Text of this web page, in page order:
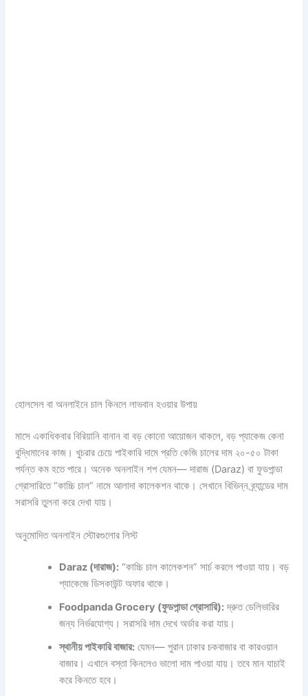
হোলসেল বা অনলাইনে চাল কিনলে লাভবান হওয়ার উপায়
মাসে একাধিকবার বিরিয়ানি বানান বা বড় কোনো আয়োজন থাকলে, বড় প্যাকেজ কেনা
বুদ্ধিমানের কাজ। খুচরার চেয়ে পাইকারি দামে প্রতি কেজি চালের দাম ২০-৫০ টাকা
পর্যন্ত কম হতে পারে। অনেক অনলাইন শপ যেমন— দারাজ (Daraz) বা ফুডপান্ডা
গ্রোসারিতে “কাচ্চি চাল” নামে আলাদা কালেকশন থাকে। সেখানে বিভিন্ন ব্র্যান্ডের দাম
সরাসরি তুলনা করে দেখা যায়।
অনুমোদিত অনলাইন স্টোরগুলোর লিস্ট
Daraz (দারাজ): “কাচ্চি চাল কালেকশন” সার্চ করলে পাওয়া যায়। বড়
প্যাকেজে ডিসকাউন্ট অফার থাকে।
Foodpanda Grocery (ফুডপান্ডা গ্রোসারি): দ্রুত ডেলিভারির
জন্য নির্ভরযোগ্য। সরাসরি দাম দেখে অর্ডার করা যায়।
স্থানীয় পাইকারি বাজার: যেমন— পুরান ঢাকার চকবাজার বা কারওয়ান
বাজার। এখানে বস্তা কিনলেও ভালো দাম পাওয়া যায়। তবে মান যাচাই
করে কিনতে হবে।